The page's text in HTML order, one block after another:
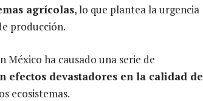
agrícolas, lo que plantea la urgencia
producción.
México ha causado una serie de
efectos devastadores en la calidad de
ecosistemas.